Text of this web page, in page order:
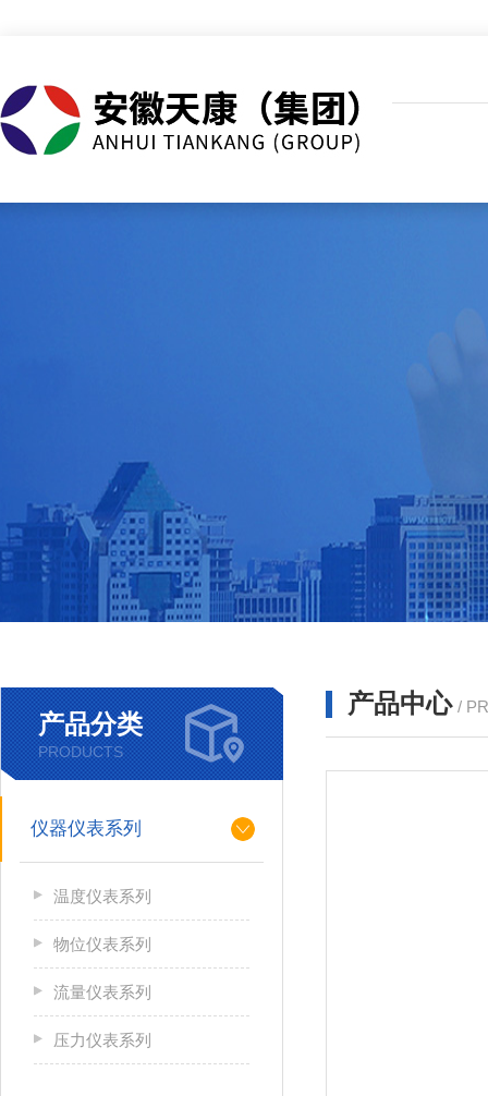
产品分类
PRODUCTS
仪器仪表系列
温度仪表系列
物位仪表系列
流量仪表系列
压力仪表系列
产品中心 /